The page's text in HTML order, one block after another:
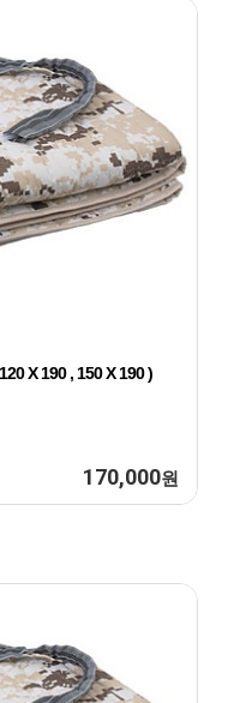
X 190 , 150 X 190 )
170,000원